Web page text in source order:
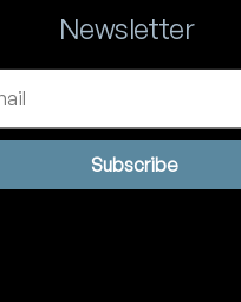
Newsletter
Subscribe